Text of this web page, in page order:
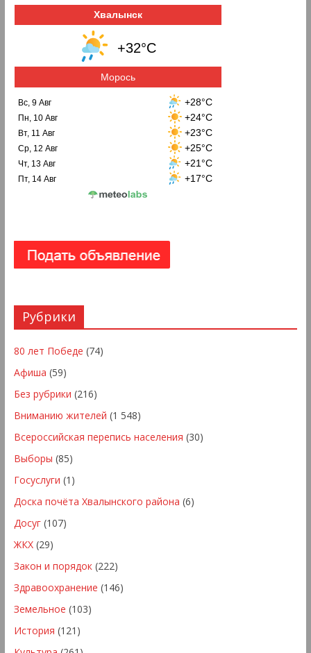
Хвалынск
+32°C
Морось
Вс, 9 Авг +28°C
Пн, 10 Авг +24°C
Вт, 11 Авг +23°C
Ср, 12 Авг +25°C
Чт, 13 Авг +21°C
Пт, 14 Авг +17°C
Рубрики
80 лет Победе (74)
Афиша (59)
Без рубрики (216)
Вниманию жителей (1 548)
Всероссийская перепись населения (30)
Выборы (85)
Госуслуги (1)
Доска почёта Хвалынского района (6)
Досуг(107)
ЖКХ(29)
Закон и порядок(222)
Здравоохранение (146)
Земельное (103)
История (121)